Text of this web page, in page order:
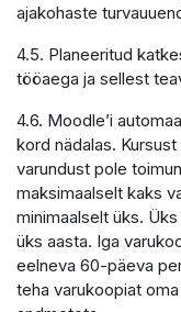
ajakohaste
4.5. Planeeritud
tööaega ja sellest
4.6. Moodle’i
kord nädalas.
varundust pole
maksimaalselt kaks
minimaalselt üks.
üks aasta. Iga
eelneva 60-päeva
teha varukoopiat